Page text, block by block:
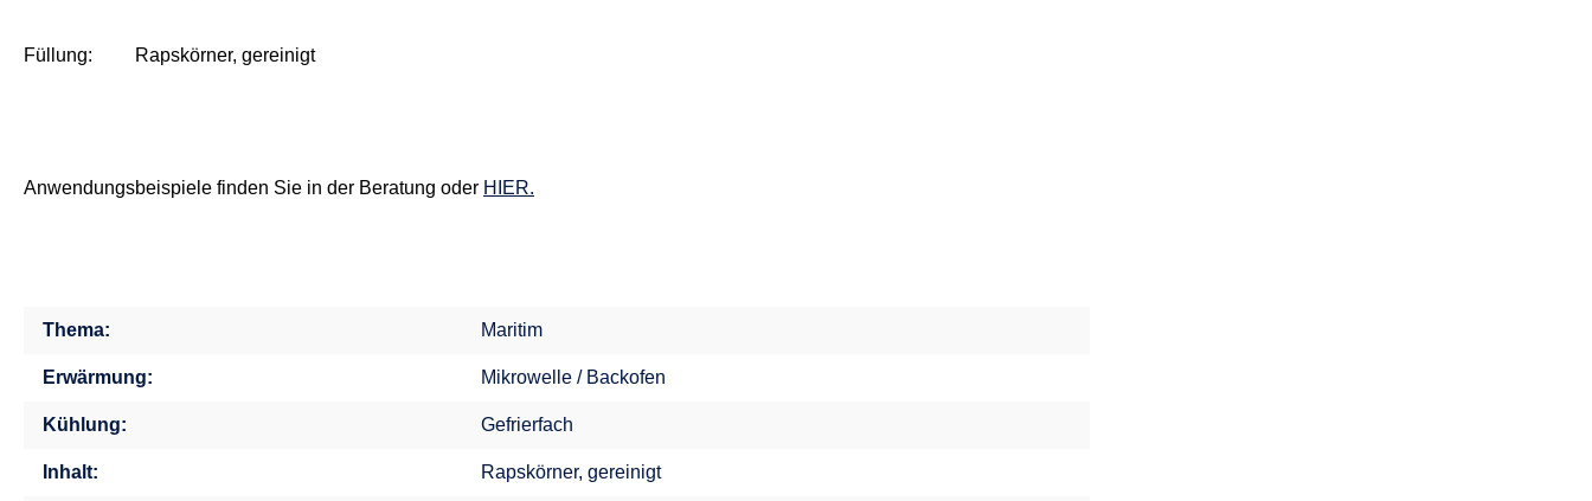
Füllung: Rapskörner, gereinigt
Anwendungsbeispiele finden Sie in der Beratung oder HIER.
Thema: Maritim
Erwärmung: Mikrowelle / Backofen
Kühlung: Gefrierfach
Inhalt: Rapskörner, gereinigt